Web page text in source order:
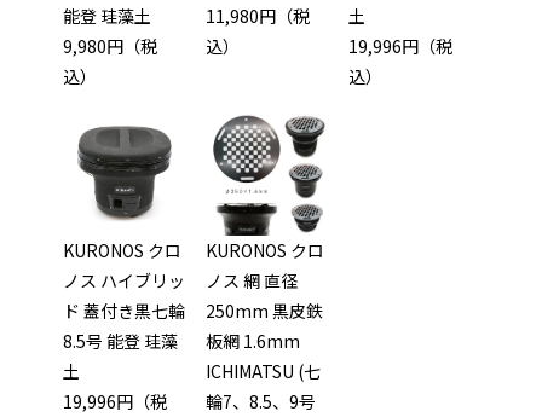
能登 珪藻土
9,980円（税
込）
11,980円（税
込）
土
19,996円（税
込）
KURONOS クロ
ノス ハイブリッ
ド 蓋付き黒七輪
8.5号 能登 珪藻
土
19,996円（税
KURONOS クロ
ノス 網 直径
250mm 黒皮鉄
板網 1.6mm
ICHIMATSU (七
輪7、8.5、9号